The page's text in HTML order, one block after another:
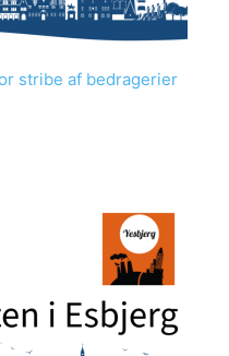
stribe af bedragerier